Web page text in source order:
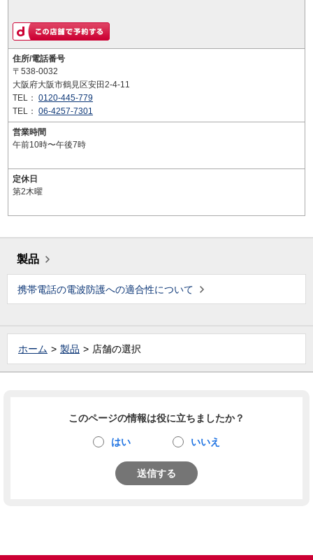
住所/電話番号
〒538-0032
大阪府大阪市鶴見区安田2-4-11
TEL： 0120-445-779
TEL： 06-4257-7301
営業時間
午前10時〜午後7時
定休日
第2木曜
製品
携帯電話の電波防護への適合性について
ホーム 製品 店舗の選択
このページの情報は役に立ちましたか？
はい いいえ
送信する